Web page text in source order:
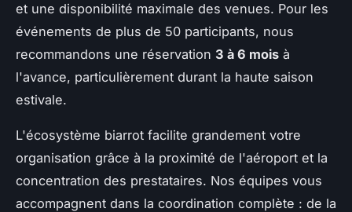
et une disponibilité maximale des venues. Pour les
événements de plus de 50 participants, nous
recommandons une réservation 3 à 6 mois à
l'avance, particulièrement durant la haute saison
estivale.
L'écosystème biarrot facilite grandement votre
organisation grâce à la proximité de l'aéroport et la
concentration des prestataires. Nos équipes vous
accompagnent dans la coordination complète : de la